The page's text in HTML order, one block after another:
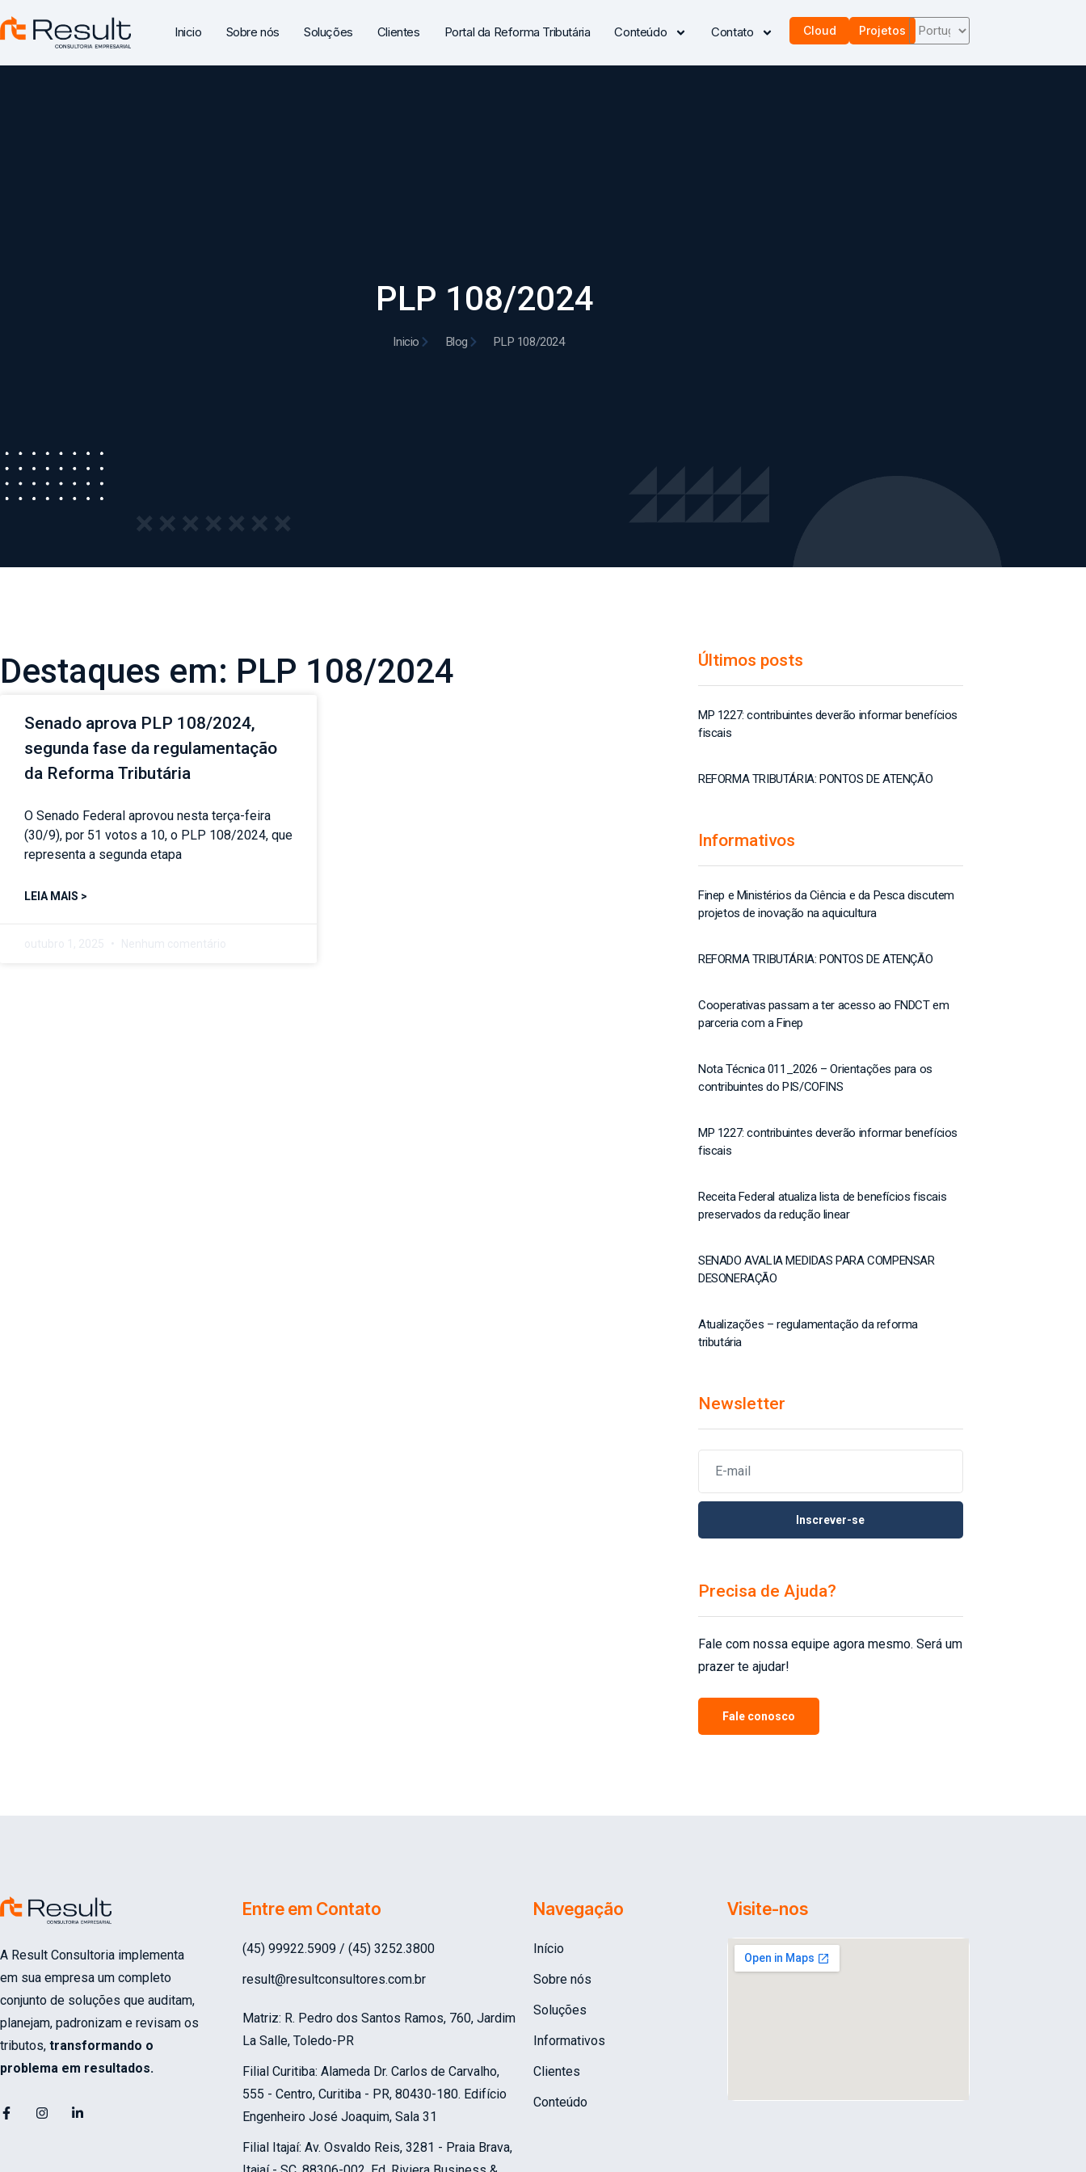
Inicio Sobre nós Soluções Clientes Portal da Reforma Tributária Conteúdo Contato Cloud Projetos
PLP 108/2024
Inicio Blog PLP 108/2024
Destaques em: PLP 108/2024
Senado aprova PLP 108/2024,
segunda fase da regulamentação
da Reforma Tributária
O Senado Federal aprovou nesta terça-feira
(30/9), por 51 votos a 10, o PLP 108/2024, que
representa a segunda etapa
LEIA MAIS >
Últimos posts
MP 1227: contribuintes deverão informar benefícios
fiscais
REFORMA TRIBUTÁRIA: PONTOS DE ATENÇÃO
Informativos
Finep e Ministérios da Ciência e da Pesca discutem
projetos de inovação na aquicultura
REFORMA TRIBUTÁRIA: PONTOS DE ATENÇÃO
Cooperativas passam a ter acesso ao FNDCT em
parceria com a Finep
Nota Técnica 011_2026 – Orientações para os
contribuintes do PIS/COFINS
MP 1227: contribuintes deverão informar benefícios
fiscais
Receita Federal atualiza lista de benefícios fiscais
preservados da redução linear
SENADO AVALIA MEDIDAS PARA COMPENSAR
DESONERAÇÃO
Atualizações – regulamentação da reforma
tributária
Newsletter
Inscrever-se
Precisa de Ajuda?
Fale com nossa equipe agora mesmo. Será um
prazer te ajudar!
Fale conosco
A Result Consultoria implementa
em sua empresa um completo
conjunto de soluções que auditam,
planejam, padronizam e revisam os
tributos, transformando o
problema em resultados.
Entre em Contato
(45) 99922.5909 / (45) 3252.3800
result@resultconsultores.com.br
Matriz: R. Pedro dos Santos Ramos, 760, Jardim
La Salle, Toledo-PR
Filial Curitiba: Alameda Dr. Carlos de Carvalho,
555 - Centro, Curitiba - PR, 80430-180. Edifício
Engenheiro José Joaquim, Sala 31
Filial Itajaí: Av. Osvaldo Reis, 3281 - Praia Brava,
Navegação
Início
Sobre nós
Soluções
Informativos
Clientes
Conteúdo
Visite-nos